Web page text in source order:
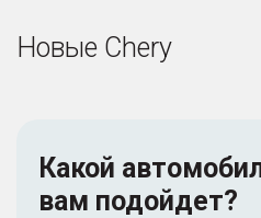
Новые Chery
Какой
вам подойдет?